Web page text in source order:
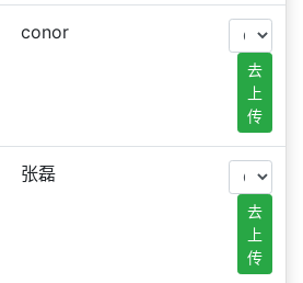
conor
去
上
传
张磊
去
上
传